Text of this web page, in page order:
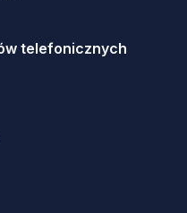
telefonicznych